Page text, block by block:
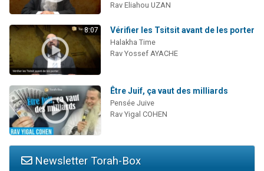
Rav Eliahou UZAN
8:07 Vérifier les Tsitsit avant de les porter
Halakha Time
Rav Yossef AYACHE
Être Juif, ça vaut des milliards
Pensée Juive
Rav Yigal COHEN
Newsletter Torah-Box